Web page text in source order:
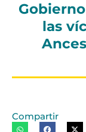
las
Compartir